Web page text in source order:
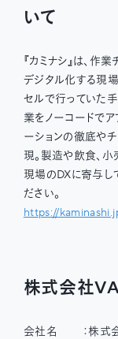
いて
『カミナシ』は、作
デジタル化する現
セルで行っていた
業をノーコードで
ーションの徹底や
現。製造や飲食、
現場のDXに寄与し
ださい。
https://
株式会社
会社名 ：株式